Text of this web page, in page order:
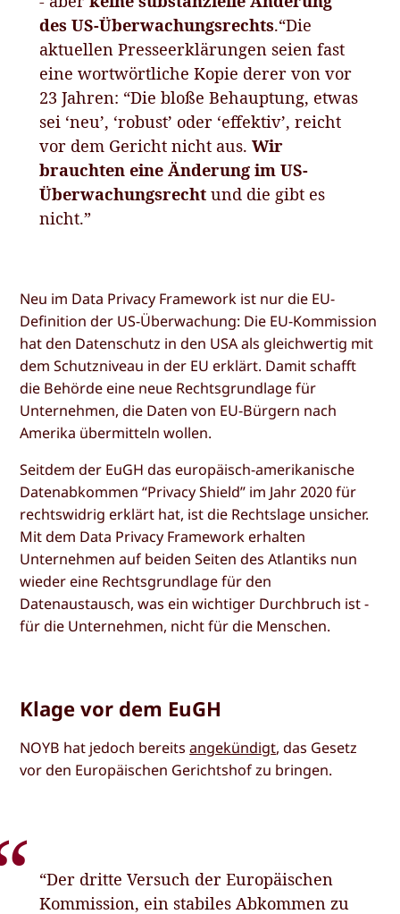
des US-Überwachungsrechts.“Die
aktuellen Presseerklärungen seien fast
eine wortwörtliche Kopie derer von vor
23 Jahren: “Die bloße Behauptung, etwas
sei ‘neu’, ‘robust’ oder ‘effektiv’, reicht
vor dem Gericht nicht aus.Wir
brauchten eine Änderung im US-
Überwachungsrecht und die gibt es
nicht.”
Neu im Data Privacy Framework ist nur die EU-
Definition der US-Überwachung: Die EU-Kommission
hat den Datenschutz in den USA als gleichwertig mit
dem Schutzniveau in der EU erklärt. Damit schafft
die Behörde eine neue Rechtsgrundlage für
Unternehmen, die Daten von EU-Bürgern nach
Amerika übermitteln wollen.
Seitdem der EuGH das europäisch-amerikanische
Datenabkommen “Privacy Shield” im Jahr 2020 für
rechtswidrig erklärt hat, ist die Rechtslage unsicher.
Mit dem Data Privacy Framework erhalten
Unternehmen auf beiden Seiten des Atlantiks nun
wieder eine Rechtsgrundlage für den
Datenaustausch, was ein wichtiger Durchbruch ist -
für die Unternehmen, nicht für die Menschen.
Klage vor dem EuGH
NOYB hat jedoch bereitsangekündigt, das Gesetz
vor den Europäischen Gerichtshof zu bringen.
“Der dritte Versuch der Europäischen
Kommission, ein stabiles Abkommen zu